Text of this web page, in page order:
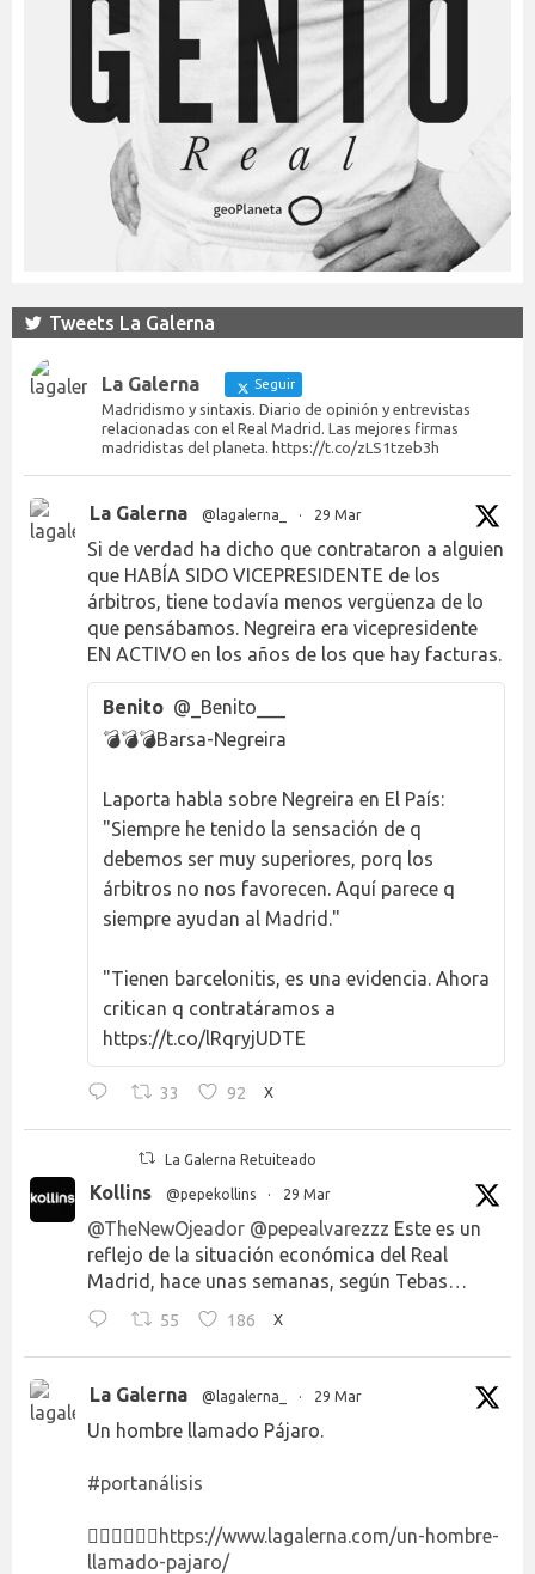
Tweets La Galerna
La Galerna Seguir
Madridismo y sintaxis. Diario de opinión y entrevistas
relacionadas con el Real Madrid. Las mejores firmas
madridistas del planeta. https://t.co/zLS1tzeb3h
La Galerna @lagalerna_ · 29 Mar
Si de verdad ha dicho que contrataron a alguien
que HABÍA SIDO VICEPRESIDENTE de los
árbitros, tiene todavía menos vergüenza de lo
que pensábamos. Negreira era vicepresidente
EN ACTIVO en los años de los que hay facturas.
Benito @_Benito___
💣💣💣Barsa-Negreira
Laporta habla sobre Negreira en El País:
"Siempre he tenido la sensación de q
debemos ser muy superiores, porq los
árbitros no nos favorecen. Aquí parece q
siempre ayudan al Madrid."
"Tienen barcelonitis, es una evidencia. Ahora
critican q contratáramos a
https://t.co/lRqryjUDTE
33 92 X
La Galerna Retuiteado
Kollins @pepekollins · 29 Mar
@TheNewOjeador @pepealvarezzz Este es un
reflejo de la situación económica del Real
Madrid, hace unas semanas, según Tebas…
55 186 X
La Galerna @lagalerna_ · 29 Mar
Un hombre llamado Pájaro.
#portanálisis
👉🏻👉🏻👉🏻 https://www.lagalerna.com/un-hombre-
llamado-pajaro/